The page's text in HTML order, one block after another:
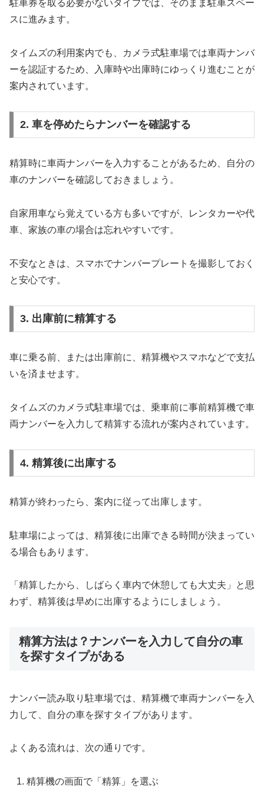
駐車券を取る必要がないタイプでは、そのまま駐車スペー
スに進みます。
タイムズの利用案内でも、カメラ式駐車場では車両ナンバ
ーを認証するため、入庫時や出庫時にゆっくり進むことが
案内されています。
2. 車を停めたらナンバーを確認する
精算時に車両ナンバーを入力することがあるため、自分の
車のナンバーを確認しておきましょう。
自家用車なら覚えている方も多いですが、レンタカーや代
車、家族の車の場合は忘れやすいです。
不安なときは、スマホでナンバープレートを撮影しておく
と安心です。
3. 出庫前に精算する
車に乗る前、または出庫前に、精算機やスマホなどで支払
いを済ませます。
タイムズのカメラ式駐車場では、乗車前に事前精算機で車
両ナンバーを入力して精算する流れが案内されています。
4. 精算後に出庫する
精算が終わったら、案内に従って出庫します。
駐車場によっては、精算後に出庫できる時間が決まってい
る場合もあります。
「精算したから、しばらく車内で休憩しても大丈夫」と思
わず、精算後は早めに出庫するようにしましょう。
精算方法は？ナンバーを入力して自分の車
を探すタイプがある
ナンバー読み取り駐車場では、精算機で車両ナンバーを入
力して、自分の車を探すタイプがあります。
よくある流れは、次の通りです。
精算機の画面で「精算」を選ぶ